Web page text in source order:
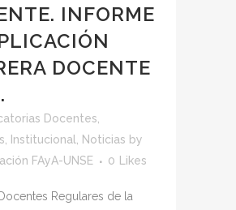
INFORME
DOCENTE
Docentes
Institucional Noticias by
FAyA-UNSE
0 Likes
Regulares de la